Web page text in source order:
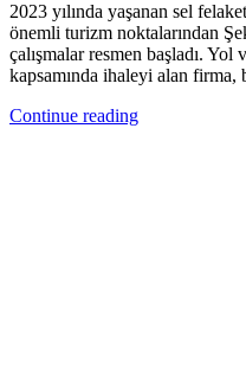
2023 yılında yaşanan sel
önemli turizm noktalarından
çalışmalar resmen başladı. Yol
kapsamında ihaleyi alan
Continue reading